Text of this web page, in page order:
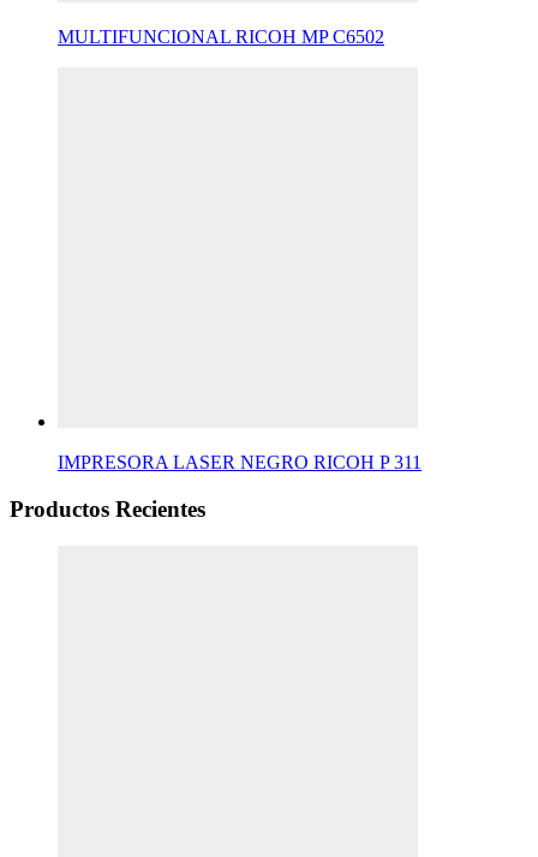
MULTIFUNCIONAL RICOH MP C6502
IMPRESORA LASER NEGRO RICOH P 311
Productos Recientes